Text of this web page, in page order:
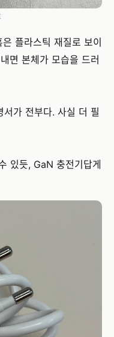
플라스틱 재질로 보이
면 본체가 모습을 드러
가 전부다. 사실 더 필
있듯, GaN 충전기답게